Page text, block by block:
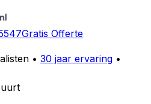
Gratis Offerte
• 30 jaar ervaring •